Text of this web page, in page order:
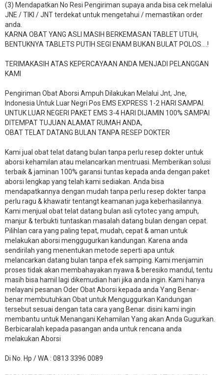
(3) Mendapatkan No Resi Pengiriman supaya anda bisa cek melalui
JNE / TIKI / JNT terdekat untuk mengetahui / memastikan order
anda.
KARNA OBAT YANG ASLI MASIH BERKEMASAN TABLET UTUH,
BENTUKNYA TABLETS PUTIH SEGI ENAM BUKAN BULAT POLOS….!
TERIMAKASIH ATAS KEPERCAYAAN ANDA MENJADI PELANGGAN
KAMI
Pengiriman Obat Aborsi Ampuh Dilakukan Melalui Jnt, Jne,
Indonesia Untuk Luar Negri Pos EMS EXPRESS 1-2 HARI SAMPAI.
UNTUK LUAR NEGERI PAKET EMS 3-4 HARI DIJAMIN 100% SAMPAI
DITEMPAT TUJUAN ALAMAT RUMAH ANDA,
OBAT TELAT DATANG BULAN TANPA RESEP DOKTER
Kami jual obat telat datang bulan tanpa perlu resep dokter untuk
aborsi kehamilan atau melancarkan mentruasi. Memberikan solusi
terbaik & jaminan 100% garansi tuntas kepada anda dengan paket
aborsi lengkap yang telah kami sediakan. Anda bisa
mendapatkannya dengan mudah tanpa perlu resep dokter tanpa
perlu ragu & khawatir tentangt keamanan juga keberhasilannya.
Kami menjual obat telat datang bulan asli cytotec yang ampuh,
manjur & terbukti tuntaskan masalah datang bulan dengan cepat.
Pilihlan cara yang paling tepat, mudah, cepat & aman untuk
melakukan aborsi menggugurkan kandungan. Karena anda
sendirilah yang menentukan metode seperti apa untuk
melancarkan datang bulan tanpa efek samping. Kami menjamin
proses tidak akan membahayakan nyawa & beresiko mandul, tentu
masih bisa hamil lagi dikemudian hari jika anda ingin. Kami hanya
melayani pesanan Oder Obat Aborsi kepada anda Yang Benar-
benar membutuhkan Obat untuk Menguggurkan Kandungan
tersebut sesuai dengan tata cara yang Benar. disini kami ingin
membantu untuk Menangani Kehamilan Yang akan Anda Gugurkan.
Berbicaralah kepada pasangan anda untuk rencana anda
melakukan Aborsi
Di No. Hp / WA : 0813 3396 0089